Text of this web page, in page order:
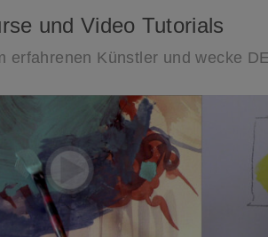
und Video Tutorials
erfahrenen Künstler und wecke